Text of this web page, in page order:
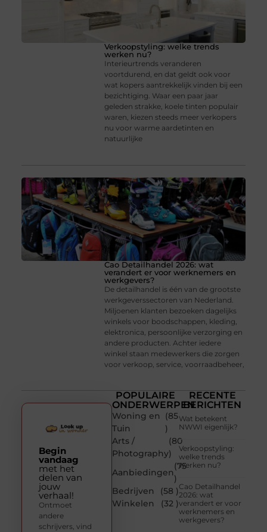
Verkoopstyling: welke trends
werken nu?
Interieurtrends veranderen
voortdurend, en dat geldt ook voor
wat kopers aantrekkelijk vinden bij een
bezichtiging. Waar een paar jaar
geleden strakke, koele tinten populair
waren, kiezen steeds meer verkopers
nu voor warme aardetinten en
natuurlijke
Cao Detailhandel 2026: wat
verandert er voor werknemers en
werkgevers?
De detailhandel is één van de grootste
werkgeverssectoren van Nederland.
Miljoenen klanten bezoeken dagelijks
winkels voor boodschappen, kleding,
elektronica, persoonlijke verzorging en
andere producten. Achter iedere
winkel staan medewerkers die zorgen
voor verkoop, service, voorraadbeheer,
POPULAIRE
ONDERWERPEN
Woning en
Tuin
(85
)
Arts /
Photography
(80
)
Aanbiedingen
(75
)
Bedrijven
(58 )
Winkelen
(32 )
RECENTE
BERICHTEN
Wat betekent
NWWI eigenlijk?
Verkoopstyling:
welke trends
werken nu?
Cao Detailhandel
2026: wat
verandert er voor
werknemers en
werkgevers?
Begin
vandaag
met het
delen van
jouw
verhaal!
Ontmoet
andere
schrijvers, vind